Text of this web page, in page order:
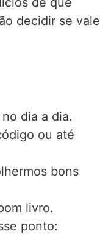
decidir se vale
dia a dia.
ou até
bons
livro.
ponto: